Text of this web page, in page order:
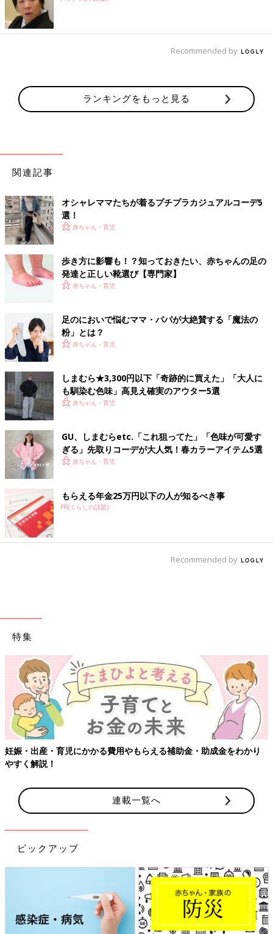
Recommended by
ランキングをもっと見る
関連記事
オシャレママたちが着るプチプラカジュアルコーデ5
選！
赤ちゃん・育児
歩き方に影響も！？知っておきたい、赤ちゃんの足の
発達と正しい靴選び【専門家】
赤ちゃん・育児
足のにおいで悩むママ・パパが大絶賛する「魔法の
粉」とは？
赤ちゃん・育児
しまむら★3,300円以下「奇跡的に買えた」「大人に
も馴染む色味」高見え確実のアウター5選
赤ちゃん・育児
GU、しまむらetc.「これ狙ってた」「色味が可愛す
ぎる」先取りコーデが大人気！春カラーアイテム5選
赤ちゃん・育児
もらえる年金25万円以下の人が知るべき事
PR(くらしの話題)
Recommended by
特集
【ワクチン接種できるものも】妊婦の感染症対策、知っておいて！
連載一覧へ
ピックアップ